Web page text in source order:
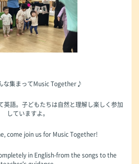
な集まってMusic Together♪
語。子どもたちは自然と理解し楽しく参加
していますよ。
come join us for Music Together!
in English-from the songs to the